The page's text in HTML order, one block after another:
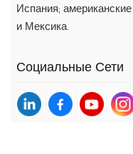
Испания;
и Мексика.
Социальные Сети